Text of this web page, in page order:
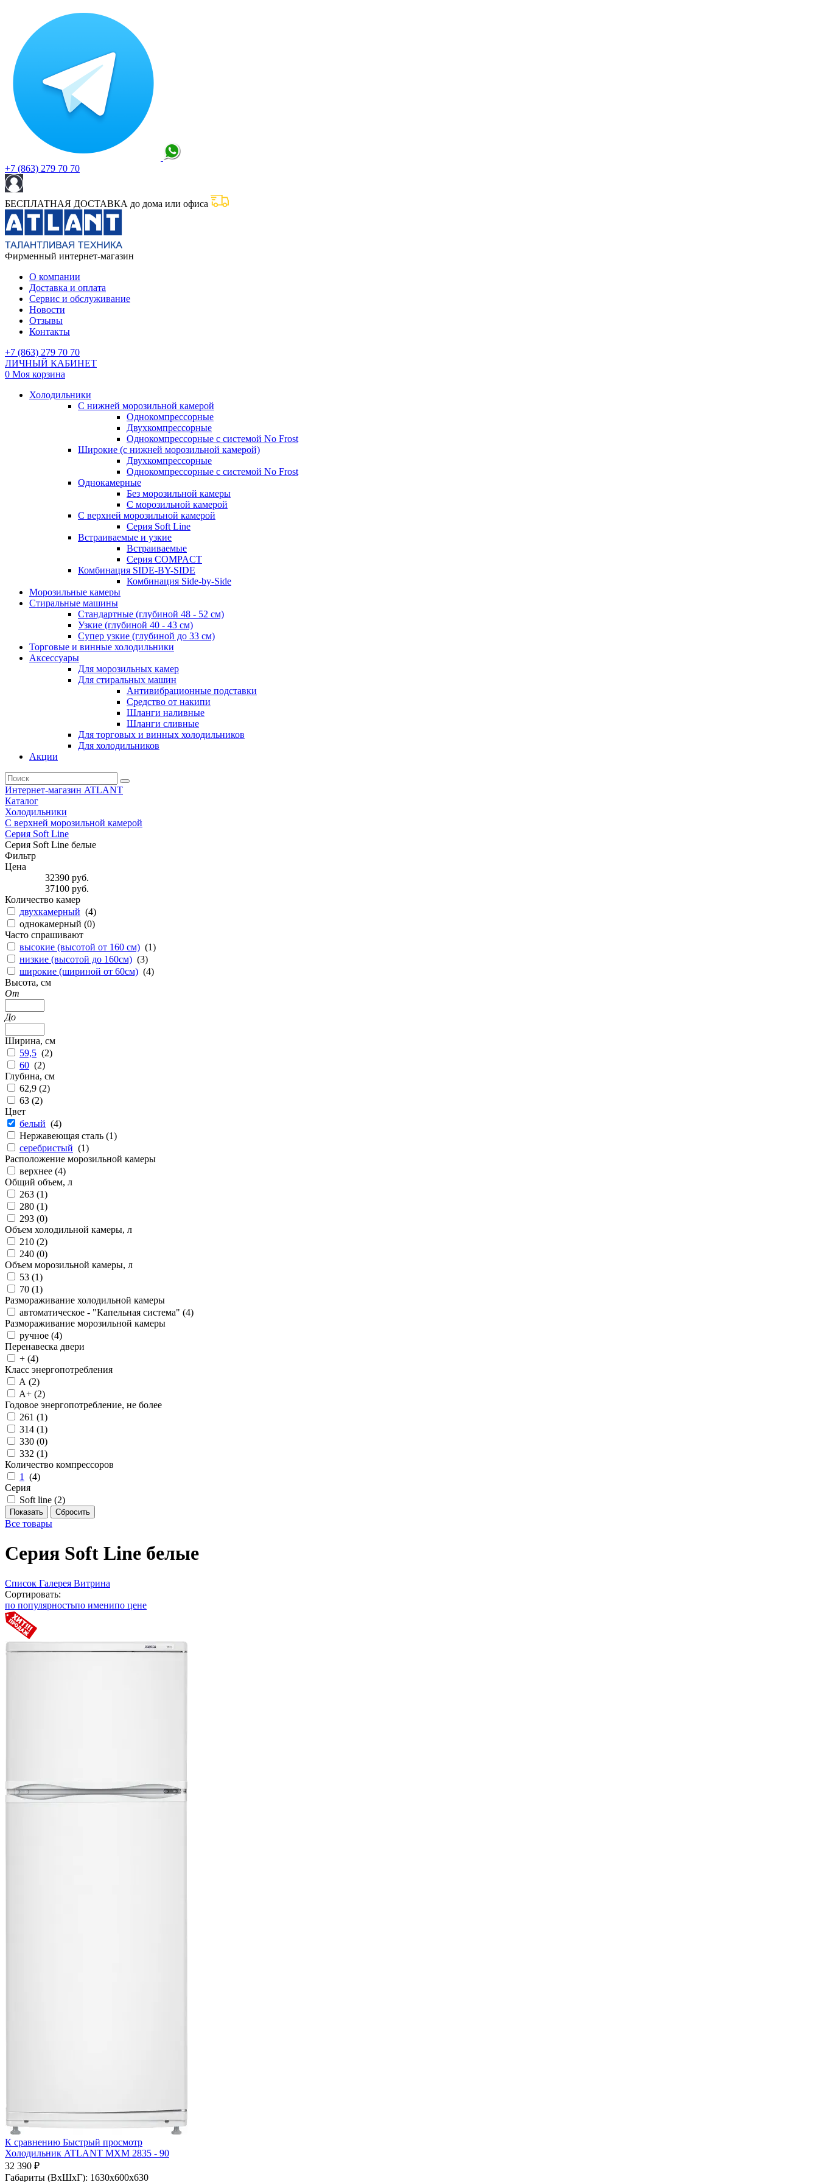
+7 (863) 279 70 70
БЕСПЛАТНАЯ ДОСТАВКА до дома или офиса
Фирменный интернет-магазин
О компании
Доставка и оплата
Сервис и обслуживание
Новости
Отзывы
Контакты
+7 (863) 279 70 70
ЛИЧНЫЙ КАБИНЕТ
0 Моя корзина
Холодильники
С нижней морозильной камерой
Однокомпрессорные
Двухкомпрессорные
Однокомпрессорные с системой No Frost
Широкие (с нижней морозильной камерой)
Двухкомпрессорные
Однокомпрессорные с системой No Frost
Однокамерные
Без морозильной камеры
С морозильной камерой
С верхней морозильной камерой
Серия Soft Line
Встраиваемые и узкие
Встраиваемые
Серия СOMPACT
Комбинация SIDE-BY-SIDE
Комбинация Side-by-Side
Морозильные камеры
Стиральные машины
Стандартные (глубиной 48 - 52 см)
Узкие (глубиной 40 - 43 см)
Супер узкие (глубиной до 33 см)
Торговые и винные холодильники
Аксессуары
Для морозильных камер
Для стиральных машин
Антивибрационные подставки
Средство от накипи
Шланги наливные
Шланги сливные
Для торговых и винных холодильников
Для холодильников
Акции
Интернет-магазин ATLANT
Каталог
Холодильники
С верхней морозильной камерой
Серия Soft Line
Серия Soft Line белые
Фильтр
Цена
32390 руб.
37100 руб.
Количество камер
двухкамерный (4)
однокамерный (0)
Часто спрашивают
высокие (высотой от 160 см) (1)
низкие (высотой до 160см) (3)
широкие (шириной от 60см) (4)
Высота, см
От
До
Ширина, см
59,5 (2)
60 (2)
Глубина, см
62,9 (2)
63 (2)
Цвет
белый (4)
Нержавеющая сталь (1)
серебристый (1)
Расположение морозильной камеры
верхнее (4)
Общий объем, л
263 (1)
280 (1)
293 (0)
Объем холодильной камеры, л
210 (2)
240 (0)
Объем морозильной камеры, л
53 (1)
70 (1)
Размораживание холодильной камеры
автоматическое - "Капельная система" (4)
Размораживание морозильной камеры
ручное (4)
Перенавеска двери
+ (4)
Класс энергопотребления
A (2)
A+ (2)
Годовое энергопотребление, не более
261 (1)
314 (1)
330 (0)
332 (1)
Количество компрессоров
1
(4)
Серия
Soft line (2)
Все товары
Серия Soft Line белые
Список Галерея Витрина
Сортировать:
по популярностьпо именипо цене
К сравнению Быстрый просмотр
Холодильник ATLANT МХМ 2835 - 90
32 390 ₽
Габариты (ВхШхГ): 1630x600x630